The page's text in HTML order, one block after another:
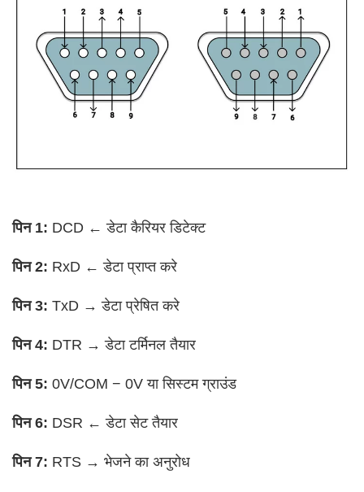
पिन 1: DCD ← डेटा कैरियर डिटेक्ट
पिन 2: RxD ← डेटा प्राप्त करे
पिन 3: TxD → डेटा प्रेषित करे
पिन 4: DTR → डेटा टर्मिनल तैयार
पिन 5: 0V/COM − 0V या सिस्टम ग्राउंड
पिन 6: DSR ← डेटा सेट तैयार
पिन 7: RTS → भेजने का अनुरोध